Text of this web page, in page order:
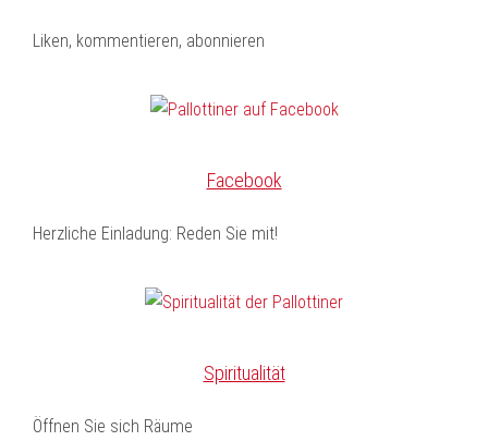
Liken, kommentieren, abonnieren
Facebook
Herzliche Einladung: Reden Sie mit!
Spiritualität
Öffnen Sie sich Räume